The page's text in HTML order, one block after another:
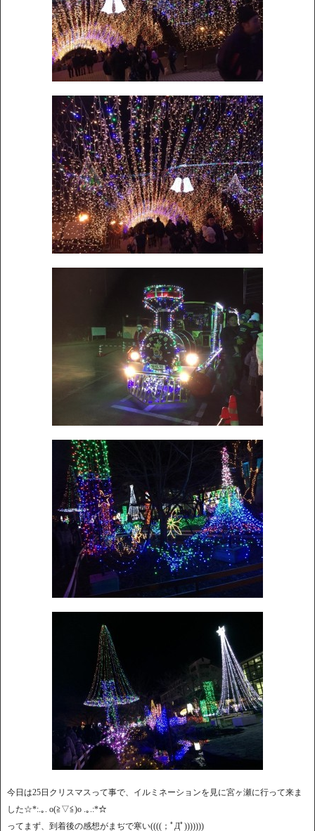
今日は25日クリスマスって事で、イルミネーションを見に宮ヶ瀬に行って来ま
した☆*:.｡. o(≧▽≦)o .｡.:*☆
ってまず、到着後の感想がまぢで寒い((((；ﾟДﾟ)))))))